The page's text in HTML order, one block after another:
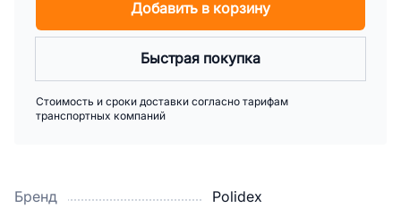
Бренд
Polidex
Добавить в корзину
Быстрая покупка
Стоимость и сроки доставки согласно тарифам
транспортных компаний